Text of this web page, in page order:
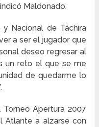
Maldonado.
Nacional de Táchira
a ser el jugador que
deseo regresar al
un reto el que se me
de quedarme lo
Apertura 2007
Atlante a alzarse con